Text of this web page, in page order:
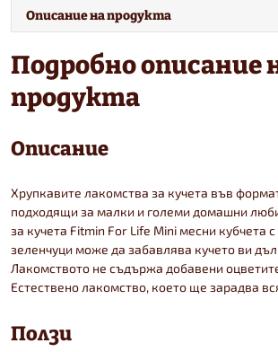
Описание на продукта
Подробно описание
продукта
Описание
Хрупкавите лакомства за кучета във
подходящи за малки и големи домашни
за кучета Fitmin For Life Mini месни кубчета
зеленчуци може да забавлява кучето ви
Лакомството не съдържа добавени
Естествено лакомство, което ще зарадва
Ползи